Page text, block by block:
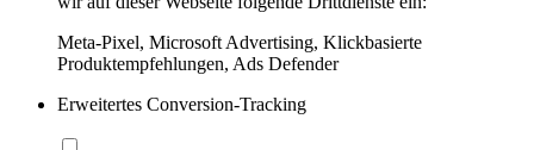
Meta-Pixel, Microsoft Advertising, Klickbasierte
Produktempfehlungen, Ads Defender
Erweitertes Conversion-Tracking